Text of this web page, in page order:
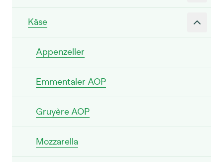
Käse
Appenzeller
Emmentaler AOP
Gruyère AOP
Mozzarella